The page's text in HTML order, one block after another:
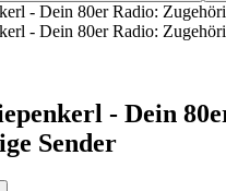
- Dein 80er Radio:
- Dein 80er Radio:
- Dein
Sender